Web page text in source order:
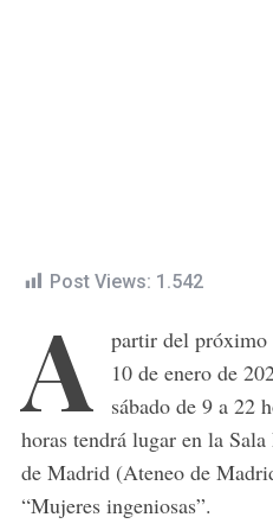
Post Views: 1.542
A
partir del próximo
10 de enero de
sábado de 9 a 22
horas tendrá lugar en la
de Madrid (Ateneo de
“Mujeres ingeniosas”.